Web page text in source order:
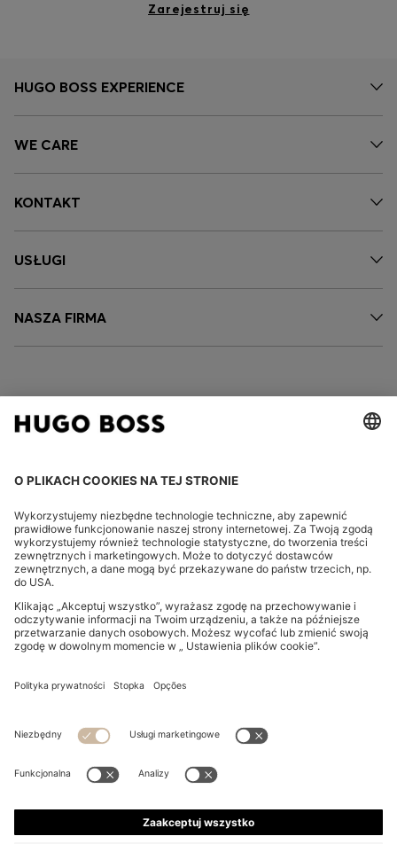
Zarejestruj się
HUGO BOSS EXPERIENCE
WE CARE
KONTAKT
USŁUGI
NASZA FIRMA
FOLLOW US
CHANGE COUNTRY:
Odstąpienie od umowyInformacje prwane
Oświadczenie o ochronie prywatnościOświadczenie o dostępności
Oświadczenie o ochronie prywatności dot. HUGO BOSS EXPERIENCE